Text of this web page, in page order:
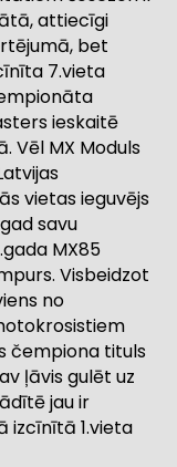
attiecīgi
bet
7.vieta
ieskaitē
Vēl MX Moduls
vietas ieguvējs
savu
MX85
Visbeidzot
no
čempiona tituls
ļāvis gulēt uz
jau ir
izcīnītā 1.vieta